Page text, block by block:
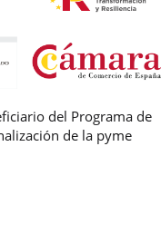
del Programa de
de la pyme